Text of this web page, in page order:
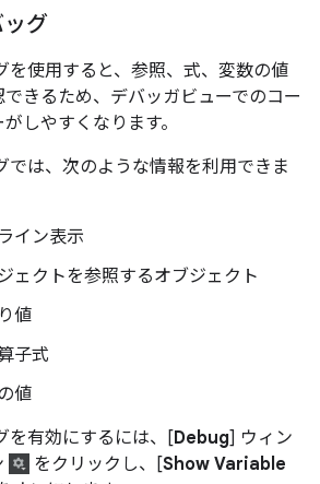
グ
を使用すると、参照、式、変数の値
きるため、デバッガビューでのコー
しやすくなります。
では、次のような情報を利用できま
イン表示
ェクトを参照するオブジェクト
値
子式
値
を有効にするには、[Debug] ウィン
をクリックし、[Show Variable